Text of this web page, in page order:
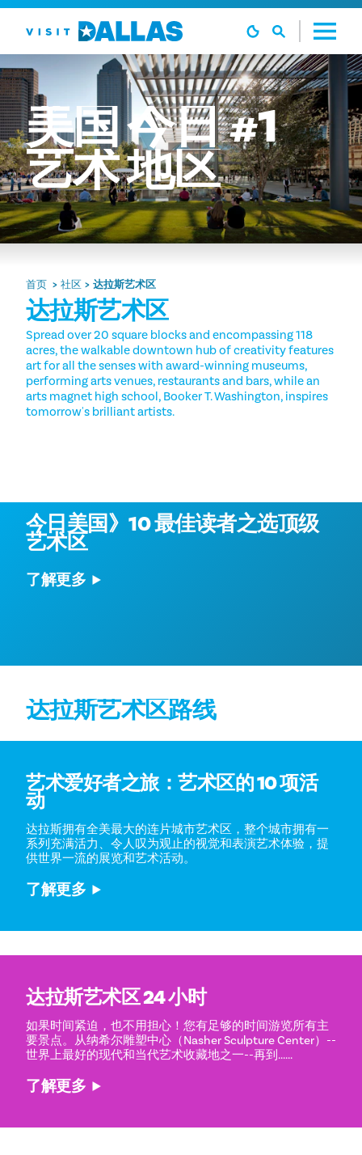
跳转到内容
美国今日#1
艺术地区
首页 社区 达拉斯艺术区
达拉斯艺术区
Spread over 20 square blocks and encompassing 118
acres, the walkable downtown hub of creativity features
art for all the senses with award-winning museums,
performing arts venues, restaurants and bars, while an
arts magnet high school, Booker T. Washington, inspires
tomorrow's brilliant artists.
今日美国》10 最佳读者之选顶级
艺术区
了解更多
达拉斯艺术区路线
艺术爱好者之旅：艺术区的 10 项活
动
达拉斯拥有全美最大的连片城市艺术区，整个城市拥有一
系列充满活力、令人叹为观止的视觉和表演艺术体验，提
供世界一流的展览和艺术活动。
了解更多
达拉斯艺术区 24 小时
如果时间紧迫，也不用担心！您有足够的时间游览所有主
要景点。从纳希尔雕塑中心（Nasher Sculpture Center）--
世界上最好的现代和当代艺术收藏地之一--再到......
了解更多